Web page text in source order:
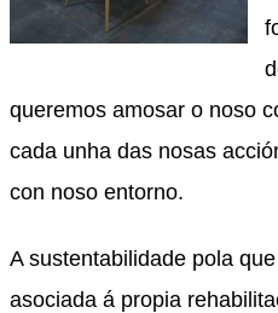
queremos amosar o noso
cada unha das nosas
con noso entorno.
A sustentabilidade pola
asociada á propia